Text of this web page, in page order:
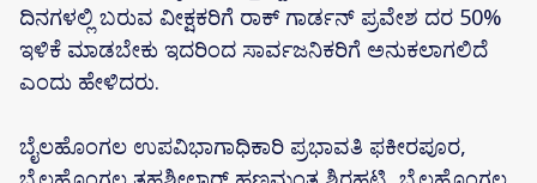
ದಿನಗಳಲ್ಲಿ ಬರುವ ವೀಕ್ಷಕರಿಗೆ ರಾಕ್ ಗಾರ್ಡನ್ ಪ್ರವೇಶ ದರ 50%
ಇಳಿಕೆ ಮಾಡಬೇಕು ಇದರಿಂದ ಸಾರ್ವಜನಿಕರಿಗೆ ಅನುಕಲಾಗಲಿದೆ
ಎಂದು ಹೇಳಿದರು.
ಬೈಲಹೊಂಗಲ ಉಪವಿಭಾಗಾಧಿಕಾರಿ ಪ್ರಭಾವತಿ ಫಕೀರಪೂರ,